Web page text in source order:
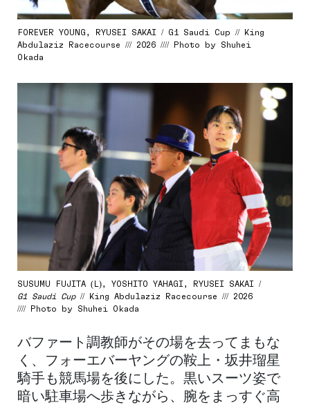
FOREVER YOUNG, RYUSEI SAKAI / G1 Saudi Cup // King
Abdulaziz Racecourse /// 2026 //// Photo by Shuhei
Okada
SUSUMU FUJITA (L), YOSHITO YAHAGI, RYUSEI SAKAI /
G1 Saudi Cup// King Abdulaziz Racecourse /// 2026
//// Photo by Shuhei Okada
バファート調教師がその場を去ってまもな
く、フォーエバーヤングの鞍上・坂井瑠星
騎手も競馬場を後にした。黒いスーツ姿で
暗い駐車場へ歩きながら、腕をまっすぐ高